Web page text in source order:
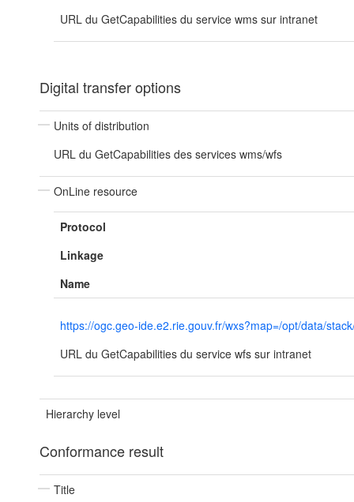
URL du GetCapabilities du service wms sur intranet
Digital transfer options
Units of distribution
URL du GetCapabilities des services wms/wfs
OnLine resource
Protocol
Linkage
Name
https://ogc.geo-ide.e2.rie.gouv.fr/wxs?map=/opt/data/
URL du GetCapabilities du service wfs sur intranet
Hierarchy level
Conformance result
Title